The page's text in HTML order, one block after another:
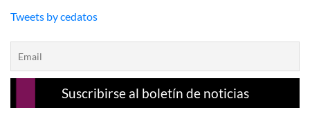
Tweets by cedatos